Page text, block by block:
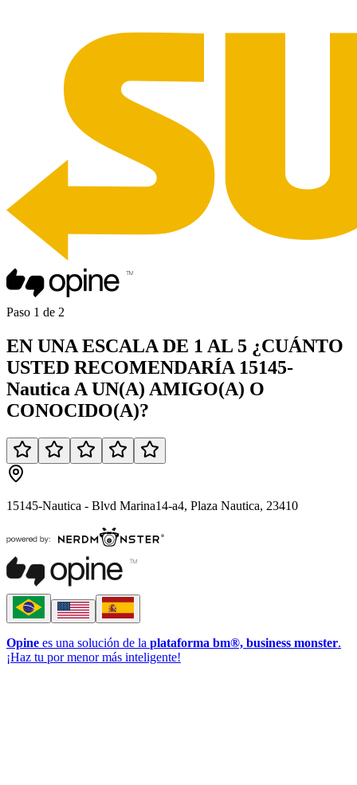
Paso 1 de 2
EN UNA ESCALA DE 1 AL 5 ¿CUÁNTO
USTED RECOMENDARÍA 15145-
Nautica A UN(A) AMIGO(A) O
CONOCIDO(A)?
15145-Nautica - Blvd Marina14-a4, Plaza Nautica, 23410
Opine es una solución de la plataforma bm®, business monster.
¡Haz tu por menor más inteligente!